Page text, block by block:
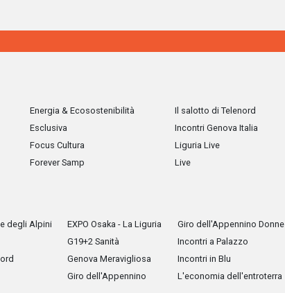
Energia & Ecosostenibilità
Esclusiva
Focus Cultura
Forever Samp
Il salotto di Telenord
Incontri Genova Italia
Liguria Live
Live
degli Alpini
EXPO Osaka - La Liguria
G19+2 Sanità
Genova Meravigliosa
Giro dell'Appennino
Giro dell'Appennino Donne
Incontri a Palazzo
Incontri in Blu
L'economia dell'entroterra